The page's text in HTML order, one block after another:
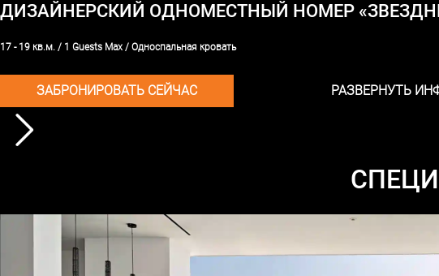
ДИЗАЙНЕРСКИЙ ОДНОМЕСТНЫЙ НОМЕР
17 - 19 кв.м. / 1 Guests Max / Односпальная кровать
ЗАБРОНИРОВАТЬ СЕЙЧАС РАЗВЕРНУТЬ